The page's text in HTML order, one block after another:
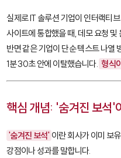
실제로 IT 솔루션 기업이 인터랙티
사이트에 통합했을 때, 데모 요청
반면 같은 기업이 단순 텍스트 나열
1분 30초 안에 이탈했습니다. 형식
핵심 개념: '숨겨진 보석'
'숨겨진 보석' 이란 회사가 이미 보
강점이나 성과를 말합니다.